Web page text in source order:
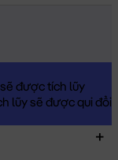
được tích lũy
lũy sẽ được qui đổi